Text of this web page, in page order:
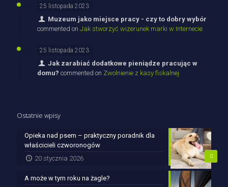
25 listopada 2023
Muzeum jako miejsce pracy - czy to dobry wybór
commented on Jak stworzyć wizerunek marki w Internecie
25 listopada 2023
Jak zarabiać dodatkowe pieniądze pracując w
domu? commented on Zwolnienie z kasy fiskalnej
Ostatnie wpisy
0
Opieka nad psem – praktyczny poradnik dla
właścicieli czworonogów
20 stycznia 2026
A może w tym roku na żagle?